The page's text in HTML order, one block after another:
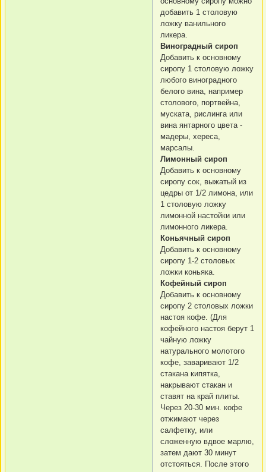
добавить 1 столовую
ложку ванильного
ликера.
Виноградный сироп
Добавить к основному
сиропу 1 столовую ложку
любого виноградного
белого вина, например
столового, портвейна,
муската, рислинга или
вина янтарного цвета -
мадеры, хереса,
марсалы.
Лимонный сироп
Добавить к основному
сиропу сок, выжатый из
цедры от 1/2 лимона, или
1 столовую ложку
лимонной настойки или
лимонного ликера.
Коньячный сироп
Добавить к основному
сиропу 1-2 столовых
ложки коньяка.
Кофейный сироп
Добавить к основному
сиропу 2 столовых ложки
настоя кофе. (Для
кофейного настоя берут 1
чайную ложку
натурального молотого
кофе, заваривают 1/2
стакана кипятка,
накрывают стакан и
ставят на край плиты.
Через 20-30 мин. кофе
отжимают через
салфетку, или
сложенную вдвое марлю,
затем дают 30 минут
отстояться. После этого